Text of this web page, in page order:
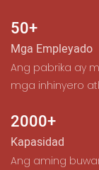
50+
Mga Empleyado
︎Ang pabrika ay
mga inhinyero
2000+
Kapasidad
Ang aming